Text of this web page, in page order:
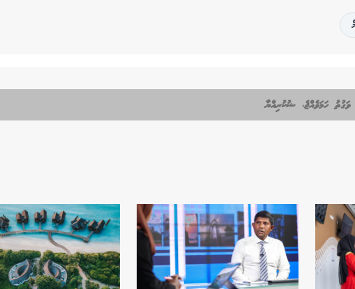
ވަގުތު ހަމަވެއްޖެ، ޝުކުރިއްޔާ